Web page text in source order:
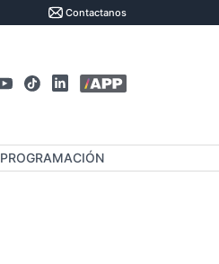
Contactanos
PROGRAMACIÓN